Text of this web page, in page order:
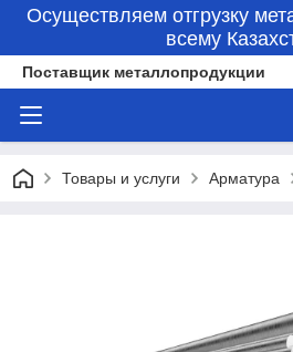
Осуществляем отгрузку
всему
Поставщик металлопродукции
Товары и услуги Арматура